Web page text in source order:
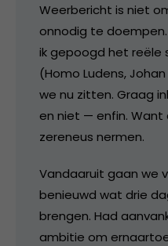
Weerbericht is niet
onnodig te
ik gepoogd het reële
(Homo Ludens,
we nu zitten. Graag
en niet — enfin.
zereneus nermen.
Vandaaruit gaan we
benieuwd wat drie
brengen. Had
ambitie om